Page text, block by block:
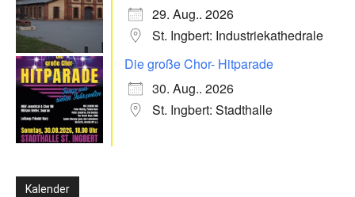
29. Aug.. 2026
St. Ingbert: Industriekathedrale
Die große Chor- Hitparade
30. Aug.. 2026
St. Ingbert: Stadthalle
Kalender